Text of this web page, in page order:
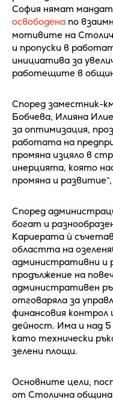
София нямат
освободена по
мотивите на
и пропуски в
инициатива за
работещите в
Според заместник-
Бобчева, Илияна
за оптимизация,
работата на
промяна изцяло в
инерцията, която
промяна и
Според
богат и
Кариерата ѝ
областта на
административни и
продължение на
административен
отговаряла за
финансовия контрол
дейност. Има и над
като технически
зелени площи.
Основните цели,
от Столична